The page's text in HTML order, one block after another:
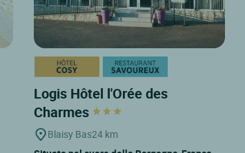
Logis Hôtel l'Orée des
Charmes
Blaisy Bas24 km